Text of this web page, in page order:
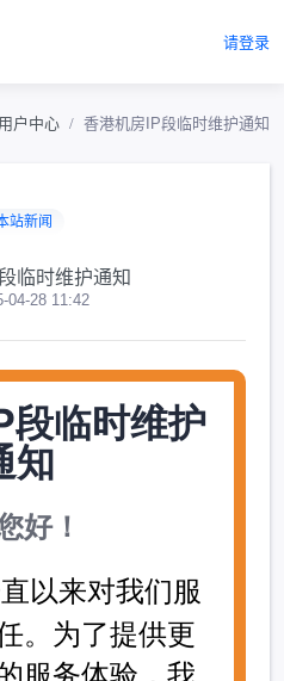
请登录
用户中心 香港机房IP段临时维护通知
站新闻
临时维护通知
04-28 11:42